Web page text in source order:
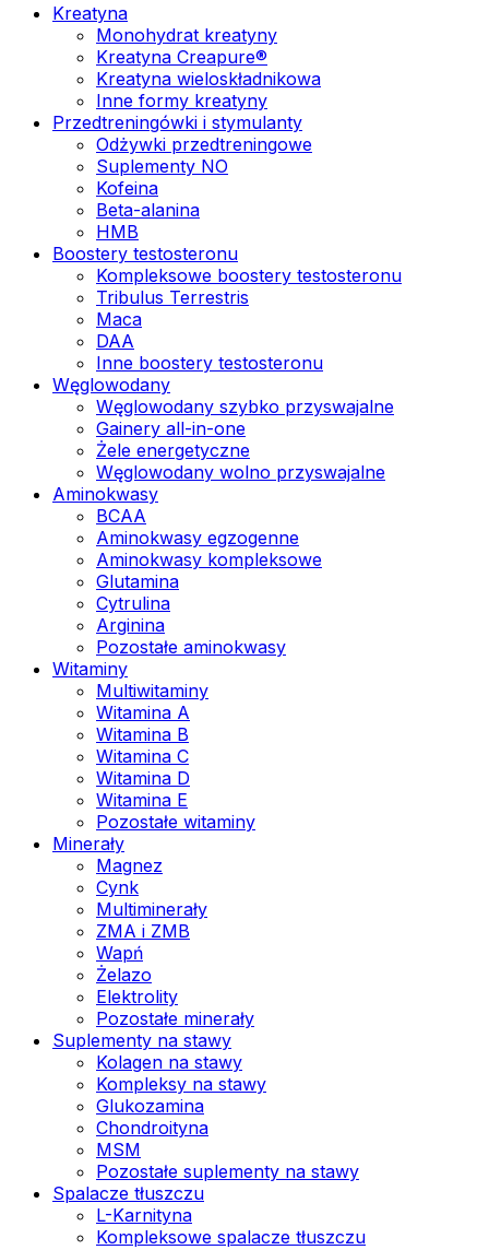
Kreatyna
Monohydrat kreatyny
Kreatyna Creapure®
Kreatyna wieloskładnikowa
Inne formy kreatyny
Przedtreningówki i stymulanty
Odżywki przedtreningowe
Suplementy NO
Kofeina
Beta-alanina
HMB
Boostery testosteronu
Kompleksowe boostery testosteronu
Tribulus Terrestris
Maca
DAA
Inne boostery testosteronu
Węglowodany
Węglowodany szybko przyswajalne
Gainery all-in-one
Żele energetyczne
Węglowodany wolno przyswajalne
Aminokwasy
BCAA
Aminokwasy egzogenne
Aminokwasy kompleksowe
Glutamina
Cytrulina
Arginina
Pozostałe aminokwasy
Witaminy
Multiwitaminy
Witamina A
Witamina B
Witamina C
Witamina D
Witamina E
Pozostałe witaminy
Minerały
Magnez
Cynk
Multiminerały
ZMA i ZMB
Wapń
Żelazo
Elektrolity
Pozostałe minerały
Suplementy na stawy
Kolagen na stawy
Kompleksy na stawy
Glukozamina
Chondroityna
MSM
Pozostałe suplementy na stawy
Spalacze tłuszczu
L-Karnityna
Kompleksowe spalacze tłuszczu